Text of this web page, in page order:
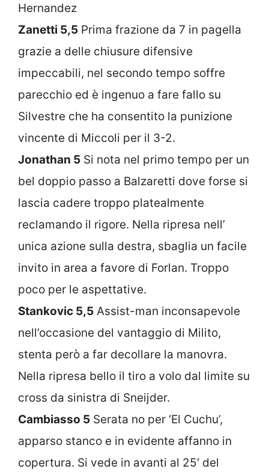
Hernandez
Zanetti 5,5 Prima frazione da 7 in pagella
grazie a delle chiusure difensive
impeccabili, nel secondo tempo soffre
parecchio ed è ingenuo a fare fallo su
Silvestre che ha consentito la punizione
vincente di Miccoli per il 3-2.
Jonathan 5 Si nota nel primo tempo per un
bel doppio passo a Balzaretti dove forse si
lascia cadere troppo platealmente
reclamando il rigore. Nella ripresa nell’
unica azione sulla destra, sbaglia un facile
invito in area a favore di Forlan. Troppo
poco per le aspettative.
Stankovic 5,5 Assist-man inconsapevole
nell’occasione del vantaggio di Milito,
stenta però a far decollare la manovra.
Nella ripresa bello il tiro a volo dal limite su
cross da sinistra di Sneijder.
Cambiasso 5 Serata no per ‘El Cuchu’,
apparso stanco e in evidente affanno in
copertura. Si vede in avanti al 25′ del